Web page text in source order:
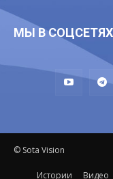
МЫ В СОЦСЕТЯХ
© Sota Vision
Истории Видео